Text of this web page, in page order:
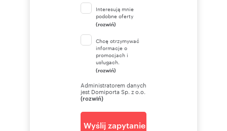
Interesują mnie
podobne oferty
(rozwiń)
Chcę otrzymywać
informacje o
promocjach i
usługach.
(rozwiń)
Administratorem danych
jest Domiporta Sp. z o.o.
(rozwiń)
Wyślij zapytanie